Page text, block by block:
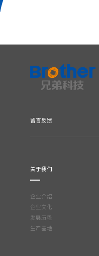
关于我们
企业介绍
企业文化
发展历程
生产基地